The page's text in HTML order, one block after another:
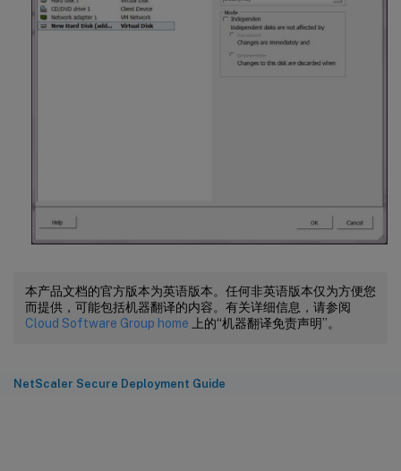
本产品文档的官方版本为英语版本。任何非英语版本仅为方便您
而提供，可能包括机器翻译的内容。有关详细信息，请参阅
Cloud Software Group home 上的“机器翻译免责声明”。
NetScaler Secure Deployment Guide